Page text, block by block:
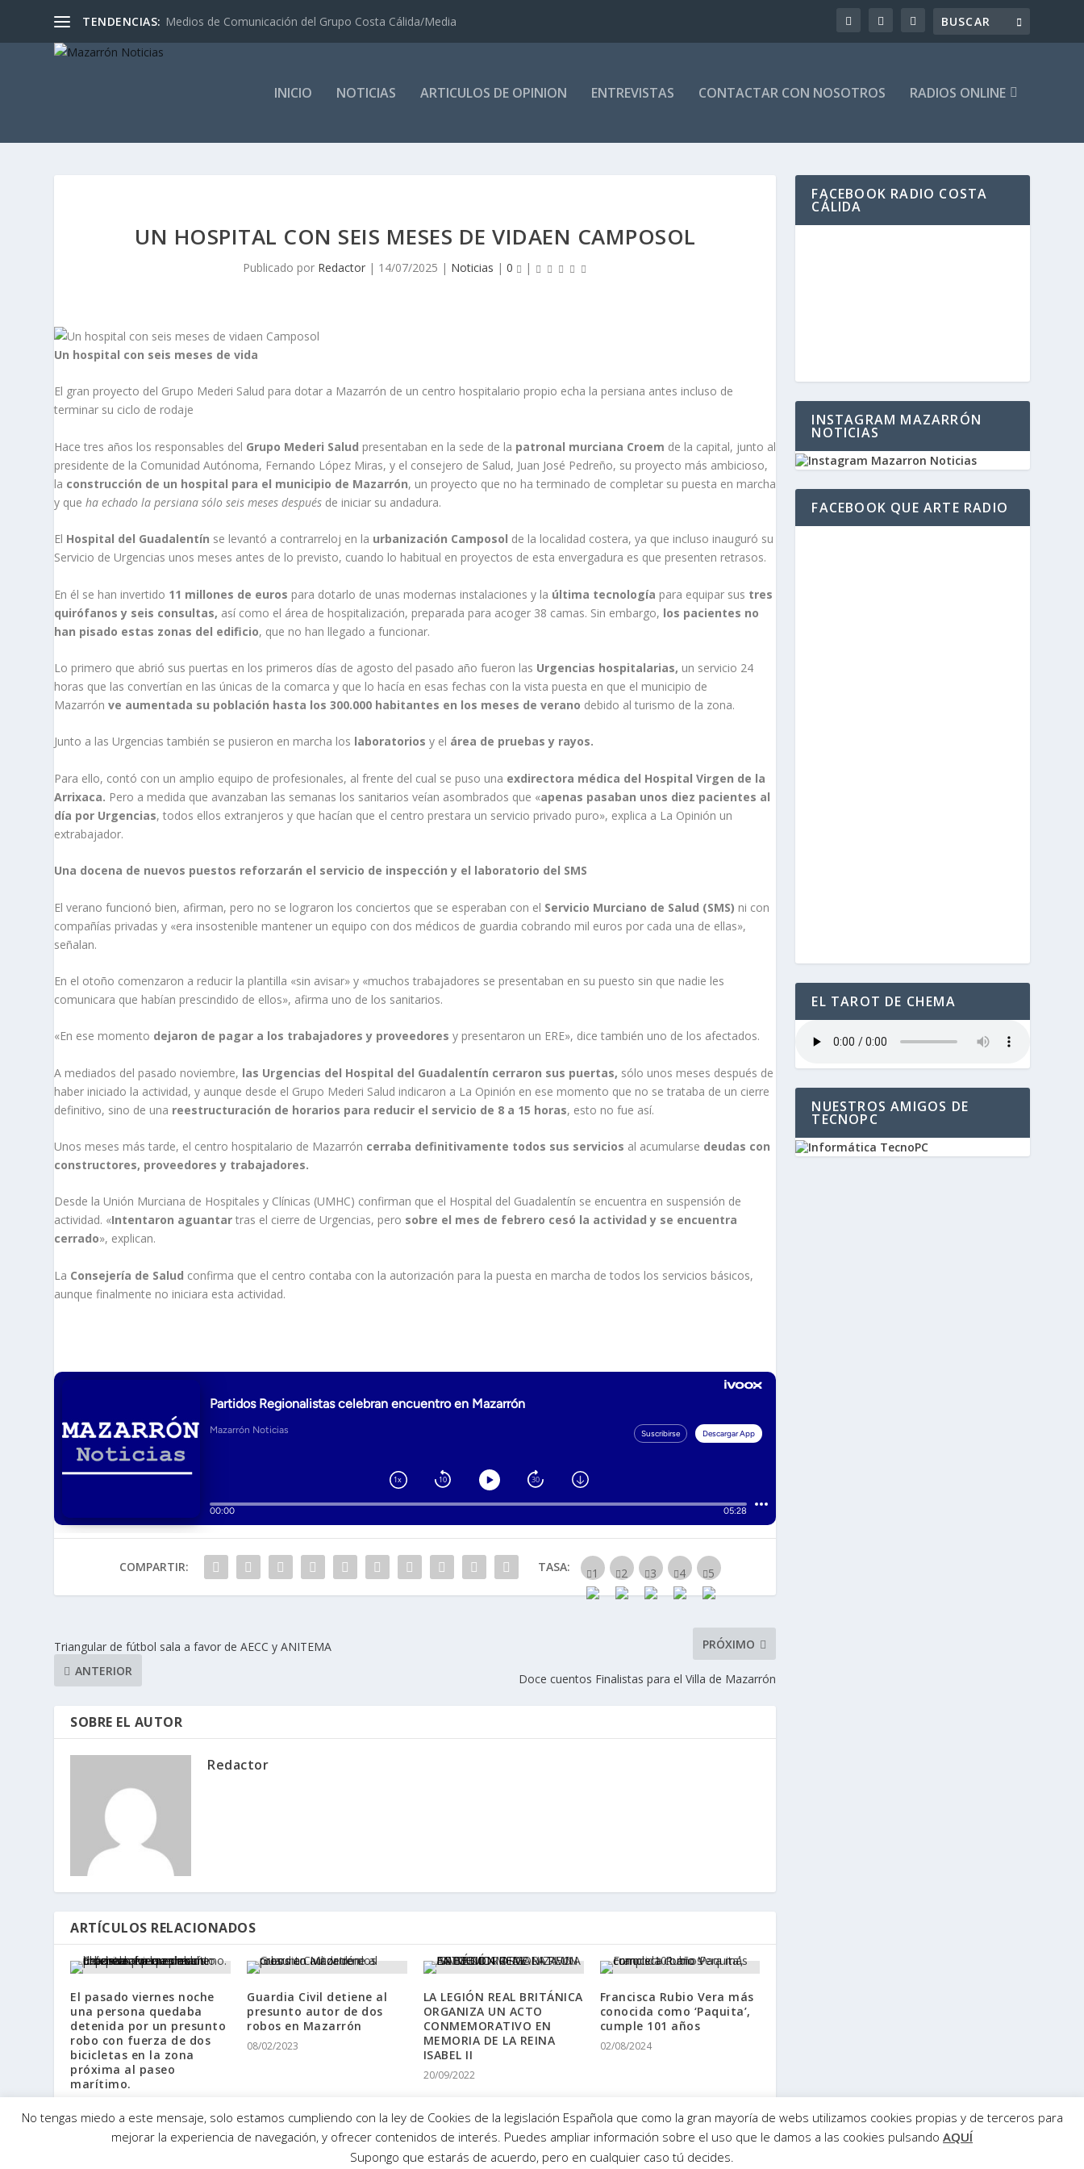
TENDENCIAS: Medios de Comunicación del Grupo Costa Cálida/Media
INICIO NOTICIAS ARTICULOS DE OPINION ENTREVISTAS CONTACTAR CON NOSOTROS RADIOS ONLINE
UN HOSPITAL CON SEIS MESES DE VIDAEN CAMPOSOL
Publicado por Redactor| 14/07/2025 | Noticias | 0 |
Un hospital con seis meses de vida
El gran proyecto del Grupo Mederi Salud para dotar a Mazarrón de un centro hospitalario propio echa la persiana antes incluso de
terminar su ciclo de rodaje
Hace tres años los responsables del Grupo Mederi Salud presentaban en la sede de la patronal murciana Croem de la capital, junto al
presidente de la Comunidad Autónoma, Fernando López Miras, y el consejero de Salud, Juan José Pedreño, su proyecto más ambicioso,
la construcción de un hospital para el municipio de Mazarrón, un proyecto que no ha terminado de completar su puesta en marcha
y que ha echado la persiana sólo seis meses después de iniciar su andadura.
El Hospital del Guadalentín se levantó a contrarreloj en la urbanización Camposol de la localidad costera, ya que incluso inauguró su
Servicio de Urgencias unos meses antes de lo previsto, cuando lo habitual en proyectos de esta envergadura es que presenten retrasos.
En él se han invertido 11 millones de euros para dotarlo de unas modernas instalaciones y la última tecnología para equipar sus tres
quirófanos y seis consultas, así como el área de hospitalización, preparada para acoger 38 camas. Sin embargo, los pacientes no
han pisado estas zonas del edificio, que no han llegado a funcionar.
Lo primero que abrió sus puertas en los primeros días de agosto del pasado año fueron las Urgencias hospitalarias, un servicio 24
horas que las convertían en las únicas de la comarca y que lo hacía en esas fechas con la vista puesta en que el municipio de
Mazarrónve aumentada su población hasta los 300.000 habitantes en los meses de verano debido alturismo de la zona.
Junto a las Urgencias también se pusieron en marcha los laboratorios y el área de pruebas y rayos.
Para ello, contó con un amplio equipo de profesionales, al frente del cual se puso una exdirectora médica del Hospital Virgen de la
Arrixaca. Pero a medida que avanzaban las semanas los sanitarios veían asombrados que «apenas pasaban unos diez pacientes al
día por Urgencias, todos ellos extranjeros y que hacían que el centro prestara un servicio privado puro», explica a La Opinión un
extrabajador.
Una docena de nuevos puestos reforzarán el servicio de inspección y el laboratorio del SMS
El verano funcionó bien, afirman, pero no se lograron los conciertos que se esperaban con el Servicio Murciano de Salud (SMS) ni con
compañías privadas y «era insostenible mantener un equipo con dos médicos de guardia cobrando mil euros por cada una de ellas»,
señalan.
En el otoño comenzaron a reducir la plantilla «sin avisar» y «muchos trabajadores se presentaban en su puesto sin que nadie les
comunicara que habían prescindido de ellos», afirma uno de los sanitarios.
«En ese momento dejaron de pagar a los trabajadores y proveedoresy presentaron un ERE», dice también uno de los afectados.
A mediados del pasado noviembre, las Urgencias del Hospital del Guadalentín cerraron sus puertas, sólo unos meses después de
haber iniciado la actividad, y aunque desde el Grupo Mederi Salud indicaron a La Opinión en ese momento que no se trataba de un cierre
definitivo, sino de una reestructuración de horarios para reducir el servicio de 8 a 15 horas, esto no fue así.
Unos meses más tarde, el centro hospitalario de Mazarrón cerraba definitivamente todos sus servicios al acumularse deudas con
constructores, proveedores y trabajadores.
Desde la Unión Murciana de Hospitales y Clínicas (UMHC) confirman que el Hospital del Guadalentín se encuentra en suspensión de
actividad. «Intentaron aguantartras el cierre de Urgencias, pero sobre el mes de febrero cesó la actividad y se encuentra
cerrado», explican.
La Consejería de Salud confirma que el centro contaba con la autorización para la puesta en marcha de todos los servicios básicos,
aunque finalmente no iniciara esta actividad.
COMPARTIR: TASA:
Triangular de fútbol sala a favor de AECC y ANITEMA
ANTERIOR
PRÓXIMO
Doce cuentos Finalistas para el Villa de Mazarrón
SOBRE EL AUTOR
Redactor
ARTÍCULOS RELACIONADOS
El pasado viernes noche
una persona quedaba
detenida por un presunto
robo con fuerza de dos
bicicletas en la zona
próxima al paseo
marítimo.
Guardia Civil detiene al
presunto autor de dos
robos en Mazarrón
08/02/2023
LA LEGIÓN REAL BRITÁNICA
ORGANIZA UN ACTO
CONMEMORATIVO EN
MEMORIA DE LA REINA
ISABEL II
20/09/2022
Francisca Rubio Vera más
conocida como ‘Paquita’,
cumple 101 años
02/08/2024
FACEBOOK RADIO COSTA
CÁLIDA
INSTAGRAM MAZARRÓN
NOTICIAS
FACEBOOK QUE ARTE RADIO
EL TAROT DE CHEMA
NUESTROS AMIGOS DE
TECNOPC
No tengas miedo a este mensaje, solo estamos cumpliendo con la ley de Cookies de la legislación Española que como la gran mayoría de webs utilizamos cookies propias y de terceros para
mejorar la experiencia de navegación, y ofrecer contenidos de interés. Puedes ampliar información sobre el uso que le damos a las cookies pulsando AQUÍ
Supongo que estarás de acuerdo, pero en cualquier caso tú decides.